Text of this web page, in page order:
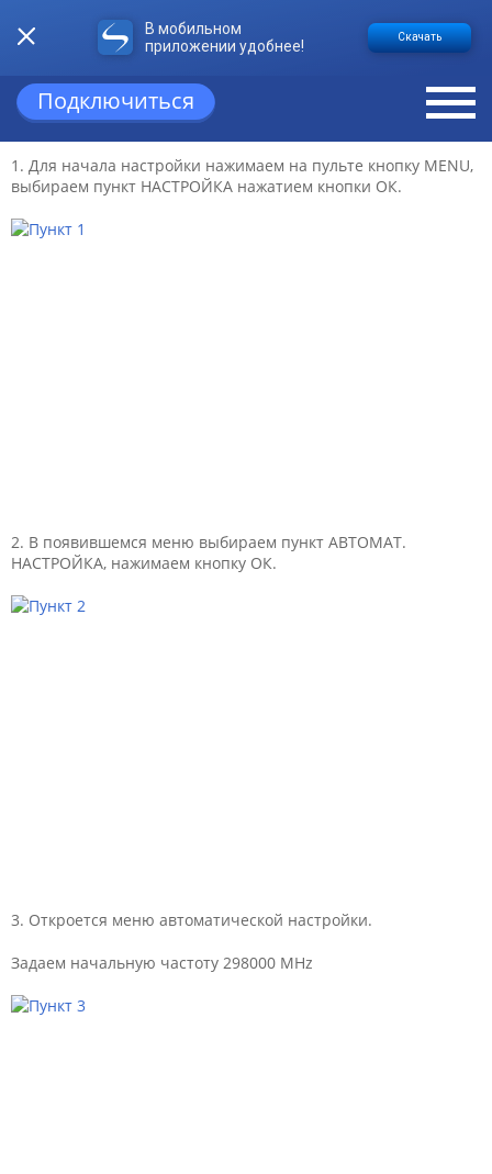
В мобильном
приложении удобнее!
Скачать
Подключиться
НАСТРОЙКА И СОРТИРОВКА КАНАЛОВ НА
Настройка каналов
1. Для начала настройки нажимаем на пульте кнопку MENU,
выбираем пункт НАСТРОЙКА нажатием кнопки ОК.
2. В появившемся меню выбираем пункт АВТОМАТ.
НАСТРОЙКА, нажимаем кнопку ОК.
3. Откроется меню автоматической настройки.
Задаем начальную частоту 298000 MHz